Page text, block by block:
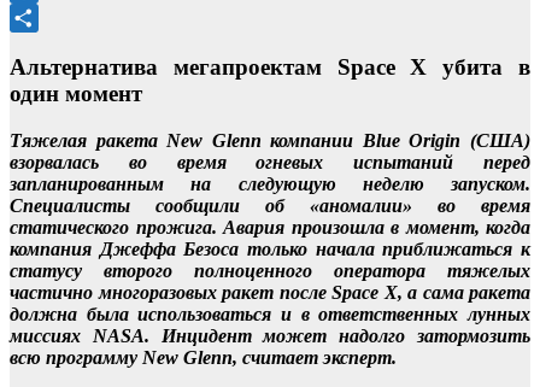
Mail.Ru
Альтернатива мегапроектам Space Х убита в
один момент
Тяжелая ракета New Glenn компании Blue Origin (США)
взорвалась во время огневых испытаний перед
запланированным на следующую неделю запуском.
Специалисты сообщили об «аномалии» во время
статического прожига. Авария произошла в момент, когда
компания Джеффа Безоса только начала приближаться к
статусу второго полноценного оператора тяжелых
частично многоразовых ракет после Space X, а сама ракета
должна была использоваться и в ответственных лунных
миссиях NASA. Инцидент может надолго затормозить
всю программу New Glenn, считает эксперт.